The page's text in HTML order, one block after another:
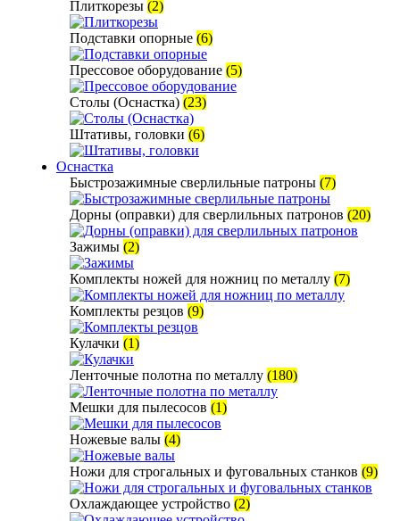
Плиткорезы (2)
Подставки опорные (6)
Прессовое оборудование (5)
Столы (Оснастка) (23)
Штативы, головки (6)
Оснастка
Быстрозажимные сверлильные патроны (7)
Дорны (оправки) для сверлильных патронов (20)
Зажимы (2)
Комплекты ножей для ножниц по металлу (7)
Комплекты резцов (9)
Кулачки (1)
Ленточные полотна по металлу (180)
Мешки для пылесосов (1)
Ножевые валы (4)
Ножи для строгальных и фуговальных станков (9)
Охлаждающее устройство (2)